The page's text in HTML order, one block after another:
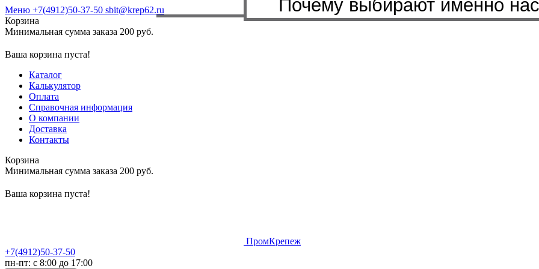
Меню +7(4912)50-37-50 sbit@krep62.ru
Корзина
Минимальная сумма заказа 200 руб.
Ваша корзина пуста!
Каталог
Калькулятор
Оплата
Справочная информация
О компании
Доставка
Контакты
Корзина
Минимальная сумма заказа 200 руб.
Ваша корзина пуста!
ПромКрепеж
+7(4912)50-37-50
пн-пт: с 8:00 до 17:00
Почему выбирают именно